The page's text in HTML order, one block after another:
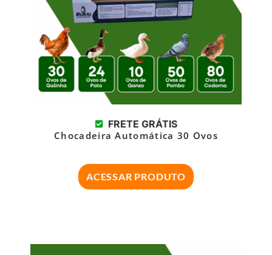
FRETE GRÁTIS
Chocadeira Automática 30 Ovos
ACESSAR PRODUTO